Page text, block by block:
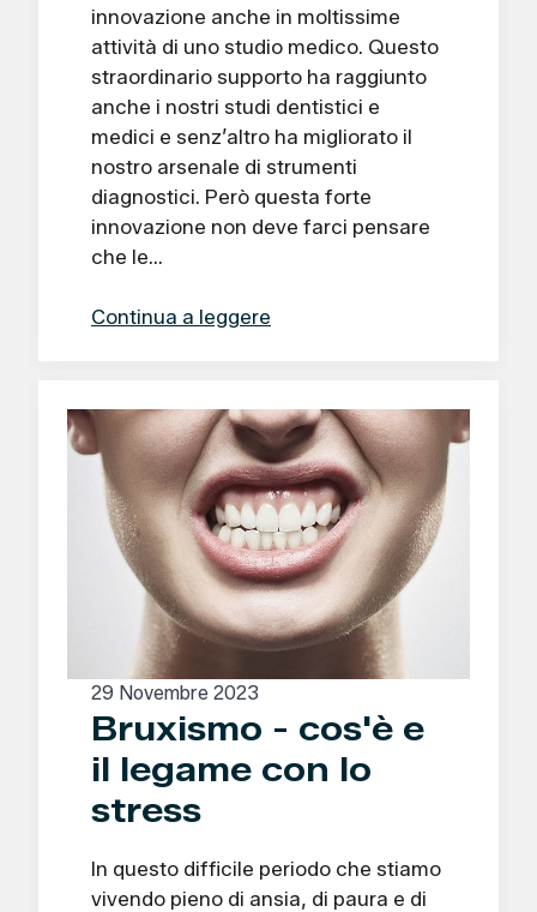
innovazione anche in moltissime
attività di uno studio medico. Questo
straordinario supporto ha raggiunto
anche i nostri studi dentistici e
medici e senz’altro ha migliorato il
nostro arsenale di strumenti
diagnostici. Però questa forte
innovazione non deve farci pensare
che le…
Continua a leggere
29 Novembre 2023
Bruxismo - cos'è e
il legame con lo
stress
In questo difficile periodo che stiamo
vivendo pieno di ansia, di paura e di